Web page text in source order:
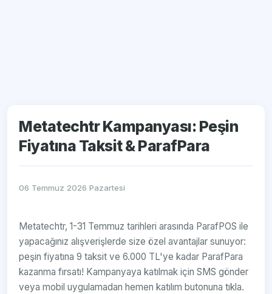
Metatechtr Kampanyası: Peşin
Fiyatına Taksit & ParafPara
06 Temmuz 2026 Pazartesi
Metatechtr, 1-31 Temmuz tarihleri arasında ParafPOS ile
yapacağınız alışverişlerde size özel avantajlar sunuyor:
peşin fiyatına 9 taksit ve 6.000 TL'ye kadar ParafPara
kazanma fırsatı! Kampanyaya katılmak için SMS gönder
veya mobil uygulamadan hemen katılım butonuna tıkla.